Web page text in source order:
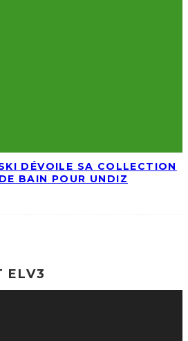
DÉVOILE SA COLLECTION
BAIN POUR UNDIZ
ELV3